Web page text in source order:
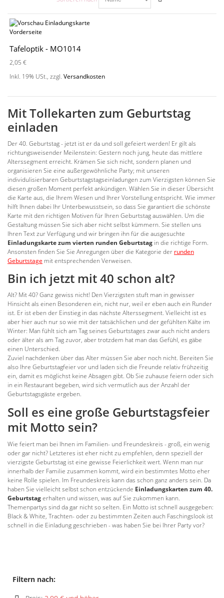
Tafeloptik - MO1014
2,05 €
Inkl. 19% USt.,zzgl.Versandkosten
Mit Tollekarten zum Geburtstag
einladen
Der 40. Geburtstag - jetzt ist er da und soll gefeiert werden! Er gilt als
richtungsweisender Meilenstein: Gestern noch jung, heute das mittlere
Alterssegment erreicht. Krämen Sie sich nicht, sondern planen und
organisieren Sie eine außergewöhnliche Party; mit unseren
individulisierbaren Geburtstagstagseinladungen zum Vierzigsten können Sie
diesen großen Moment perfekt ankündigen. Wählen Sie in dieser Übersicht
die Karte aus, die Ihrem Wesen und Ihrer Vorstellung entspricht. Wie immer
hilft Ihnen dabei Ihr Unterbewusstsein, so dass Sie garantiert die schönste
Karte mit den richtigen Motiven für Ihren Geburtstag auswählen. Um die
Gestaltung müssen Sie sich aber nicht selbst kümmern. Sie stellen uns
Ihren Text zur Verfügung und wir bringen ihn für die ausgesuchte
Einladungskarte zum vierten runden Geburtstag in die richtige Form.
Ansonsten finden Sie Sie Anregungen über die Kategorie der runden
Geburtstage mit entsprechenden Verweisen.
Bin ich jetzt mit 40 schon alt?
Alt? Mit 40? Ganz gewiss nicht! Den Vierzigsten stuft man in gewisser
Hinsicht als einen Besonderen ein, nicht nur, weil er eben auch ein Runder
ist. Er ist eben der Einstieg in das nächste Alterssegment. Vielleicht ist es
aber hier auch nur so wie mit der tatsächlichen und der gefühlten Kälte im
Winter: Man fühlt sich am Tag seines Geburtstages zwar auch nicht anders
oder älter als am Tag zuvor, aber trotzdem hat man das Gefühl, es gäbe
einen Unterschied.
Zuviel nachdenken über das Alter müssen Sie aber noch nicht. Bereiten Sie
also Ihre Geburtstagfeier vor und laden sich die Freunde relativ frühzeitig
ein, damit es möglichst keine Absagen gibt. Ob Sie zuhause feiern oder sich
in ein Restaurant begeben, wird sich vermutlich aus der Anzahl der
Geburtstagsgäste ergeben.
Soll es eine große Geburtstagsfeier
mit Motto sein?
Wie feiert man bei Ihnen im Familien- und Freundeskreis - groß, ein wenig
oder gar nicht? Letzteres ist eher nicht zu empfehlen, denn speziell der
vierzigste Geburtstag ist eine gewisse Feierlichkeit wert. Wenn man nur
innerhalb der Familie zusammen kommt, wird ein bestimmtes Motto eher
keine Rolle spielen. Im Freundeskreis kann das schon ganz anders sein. Da
haben Sie vielleicht selbst schon entzückende Einladungskarten zum 40.
Geburtstagerhalten und wissen, was auf Sie zukommen kann.
Themenpartys sind da gar nicht so selten. Ein Motto ist schnell ausgegeben:
Black & White, Trachten- oder zu bestimmten Zeiten auch Faschingslook ist
schnell in die Einladung geschrieben - was haben Sie bei Ihrer Party vor?
Filtern nach: